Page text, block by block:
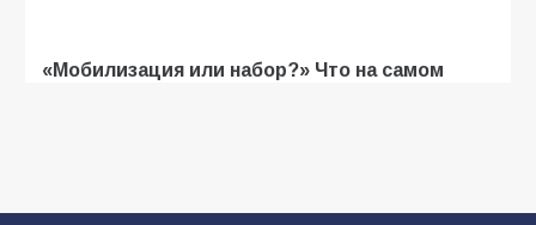
«Мобилизация или набор?» Что на самом